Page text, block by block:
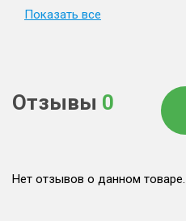
Показать все
Отзывы 0
Нет отзывов о данном товаре.